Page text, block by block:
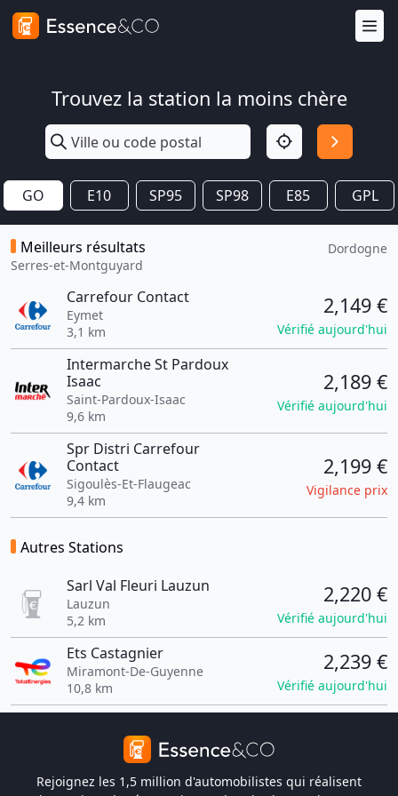
Trouvez la station la moins chère
GO E10 SP95 SP98 E85 GPL
Meilleurs résultats
Serres-et-Montguyard
Dordogne
Carrefour Contact
Eymet
3,1 km
2,149 €
Vérifié aujourd'hui
Intermarche St Pardoux
Isaac
Saint-Pardoux-Isaac
9,6 km
2,189 €
Vérifié aujourd'hui
Spr Distri Carrefour
Contact
Sigoulès-Et-Flaugeac
9,4 km
2,199 €
Vigilance prix
Autres Stations
Sarl Val Fleuri Lauzun
Lauzun
5,2 km
2,220 €
Vérifié aujourd'hui
Ets Castagnier
Miramont-De-Guyenne
10,8 km
2,239 €
Vérifié aujourd'hui
Rejoignez les 1,5 million d'automobilistes qui réalisent